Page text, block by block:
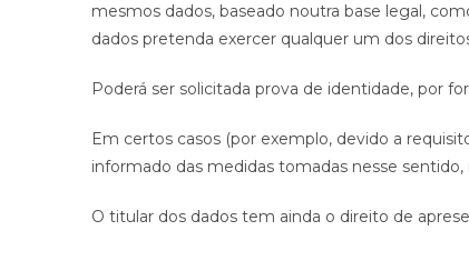
mesmos dados, baseado noutra base legal,
dados pretenda exercer qualquer um dos
Poderá ser solicitada prova de identidade, por
Em certos casos (por exemplo, devido a
informado das medidas tomadas nesse
O titular dos dados tem ainda o direito de